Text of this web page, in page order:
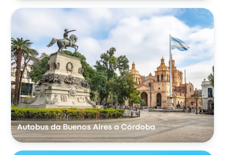
Autobus da Buenos Aires a Córdoba